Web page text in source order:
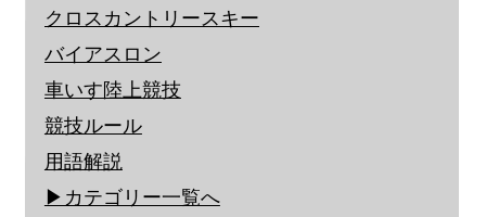
クロスカントリースキー
バイアスロン
車いす陸上競技
競技ルール
用語解説
▶︎カテゴリー一覧へ